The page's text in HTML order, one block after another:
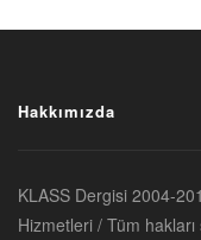
Hakkımızda
KLASS Dergisi 2004-
Hizmetleri / Tüm